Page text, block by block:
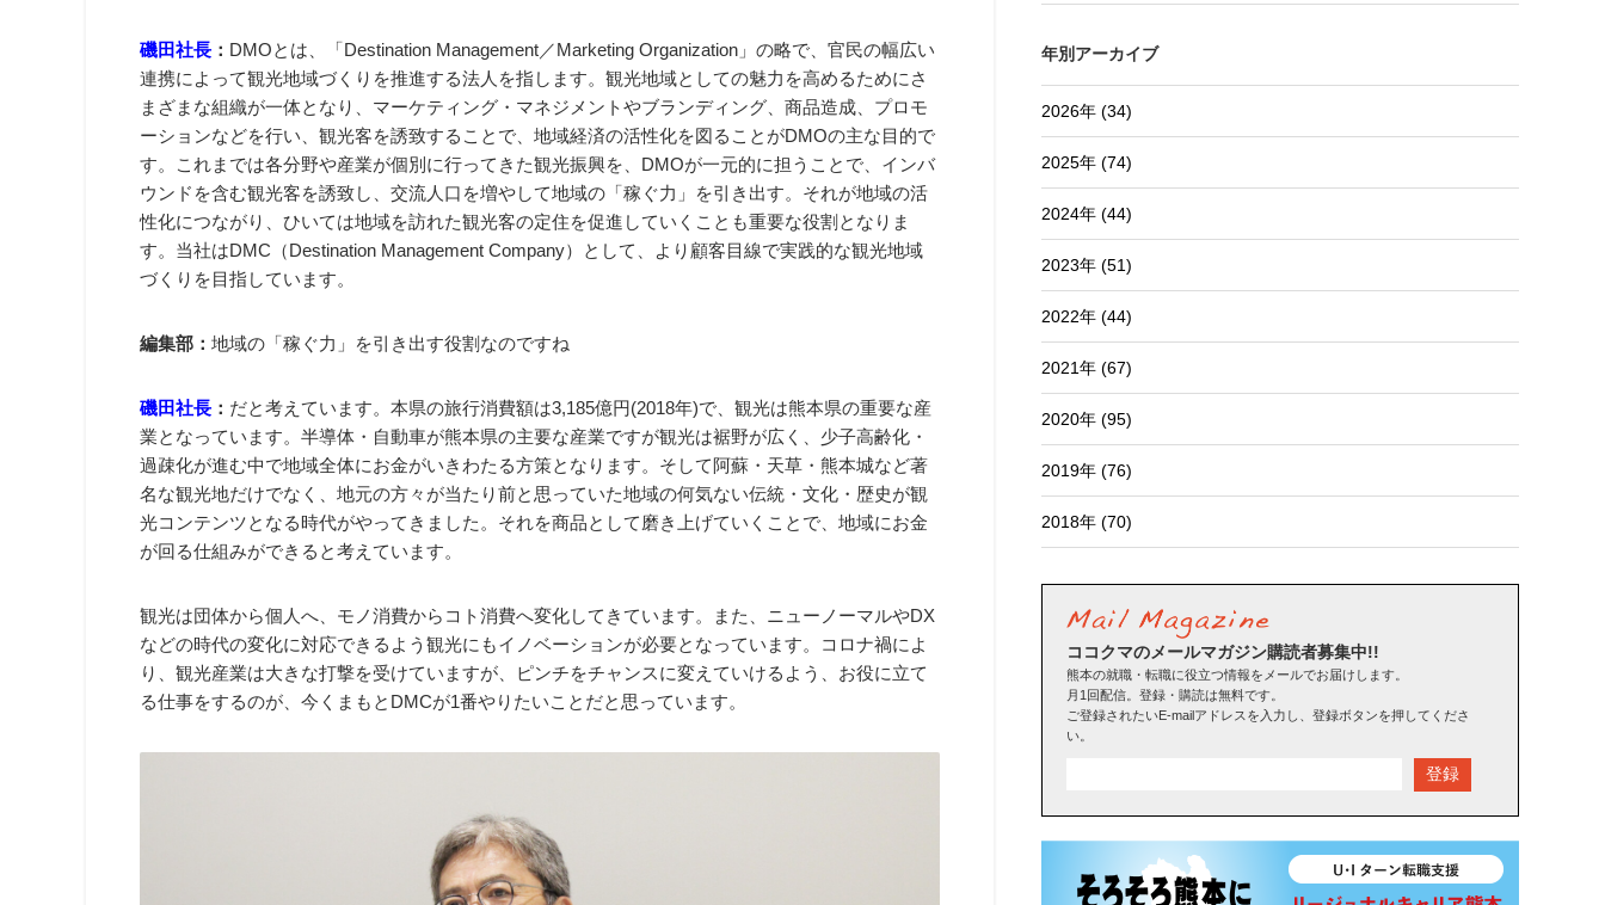
磯田社長 ： DMOとは、「Destination Management／Marketing Organization」の略で、官民の幅広い
連携によって観光地域づくりを推進する法人を指します。観光地域としての魅力を高めるためにさ
まざまな組織が一体となり、マーケティング・マネジメントやブランディング、商品造成、プロモ
ーションなどを行い、観光客を誘致することで、地域経済の活性化を図ることがDMOの主な目的で
す。これまでは各分野や産業が個別に行ってきた観光振興を、DMOが一元的に担うことで、インバ
ウンドを含む観光客を誘致し、交流人口を増やして地域の「稼ぐ力」を引き出す。それが地域の活
性化につながり、ひいては地域を訪れた観光客の定住を促進していくことも重要な役割となりま
す。当社はDMC（Destination Management Company）として、より顧客目線で実践的な観光地域
づくりを目指しています。
編集部： 地域の「稼ぐ力」を引き出す役割なのですね
磯田社長 ： だと考えています。本県の旅行消費額は3,185億円(2018年)で、観光は熊本県の重要な産
業となっています。半導体・自動車が熊本県の主要な産業ですが観光は裾野が広く、少子高齢化・
過疎化が進む中で地域全体にお金がいきわたる方策となります。そして阿蘇・天草・熊本城など著
名な観光地だけでなく、地元の方々が当たり前と思っていた地域の何気ない伝統・文化・歴史が観
光コンテンツとなる時代がやってきました。それを商品として磨き上げていくことで、地域にお金
が回る仕組みができると考えています。
観光は団体から個人へ、モノ消費からコト消費へ変化してきています。また、ニューノーマルやDX
などの時代の変化に対応できるよう観光にもイノベーションが必要となっています。コロナ禍によ
り、観光産業は大きな打撃を受けていますが、ピンチをチャンスに変えていけるよう、お役に立て
る仕事をするのが、今くまもとDMCが1番やりたいことだと思っています。
年別アーカイブ
2026年 (34)
2025年 (74)
2024年 (44)
2023年 (51)
2022年 (44)
2021年 (67)
2020年 (95)
2019年 (76)
2018年 (70)
ココクマのメールマガジン購読者募集中!!
熊本の就職・転職に役立つ情報をメールでお届けします。
月1回配信。登録・購読は無料です。
ご登録されたいE-mailアドレスを入力し、登録ボタンを押してくださ
い。
登録